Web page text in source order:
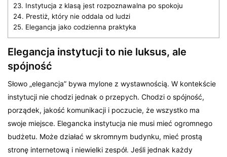
23. Instytucja z klasą jest rozpoznawalna po spokoju
24. Prestiż, który nie oddala od ludzi
25. Elegancja jako codzienna praktyka
Elegancja instytucji to nie luksus, ale
spójność
Słowo „elegancja” bywa mylone z wystawnością. W kontekście
instytucji nie chodzi jednak o przepych. Chodzi o spójność,
porządek, jakość komunikacji i poczucie, że wszystko ma
swoje miejsce. Elegancka instytucja nie musi mieć ogromnego
budżetu. Może działać w skromnym budynku, mieć prostą
stronę internetową i niewielki zespół. Jeśli jednak każdy